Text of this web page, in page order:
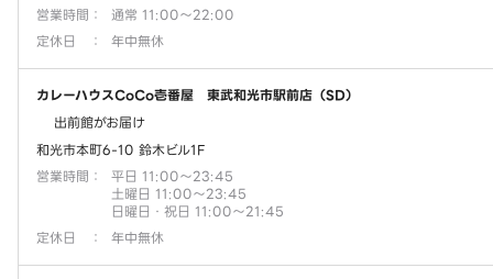
営業時間 ：
通常 11:00～22:00
定休日
： 年中無休
カレーハウスCoCo壱番屋 東武和光市駅前店（SD）
出前館がお届け
和光市本町6-10 鈴木ビル1F
営業時間 ：
平日 11:00～23:45
土曜日 11:00～23:45
日曜日・祝日 11:00～21:45
定休日
： 年中無休